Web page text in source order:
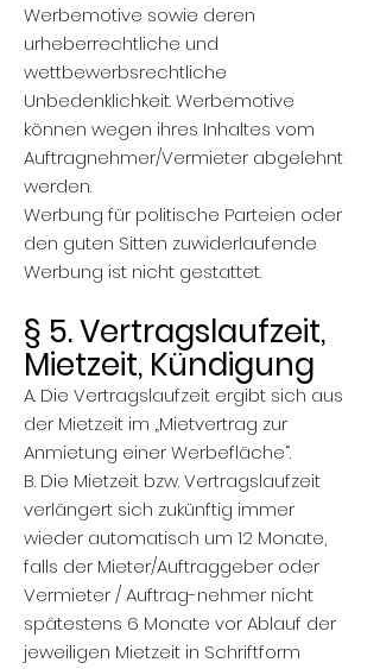
Werbemotive sowie deren
urheberrechtliche und
wettbewerbsrechtliche
Unbedenklichkeit. Werbemotive
können wegen ihres Inhaltes vom
Auftragnehmer/Vermieter abgelehnt
werden.
Werbung für politische Parteien oder
den guten Sitten zuwiderlaufende
Werbung ist nicht gestattet.
§ 5. Vertragslaufzeit,
Mietzeit, Kündigung
A. Die Vertragslaufzeit ergibt sich aus
der Mietzeit im „Mietvertrag zur
Anmietung einer Werbefläche“.
B. Die Mietzeit bzw. Vertragslaufzeit
verlängert sich zukünftig immer
wieder automatisch um 12 Monate,
falls der Mieter/Auftraggeber oder
Vermieter / Auftrag-nehmer nicht
spätestens 6 Monate vor Ablauf der
jeweiligen Mietzeit in Schriftform